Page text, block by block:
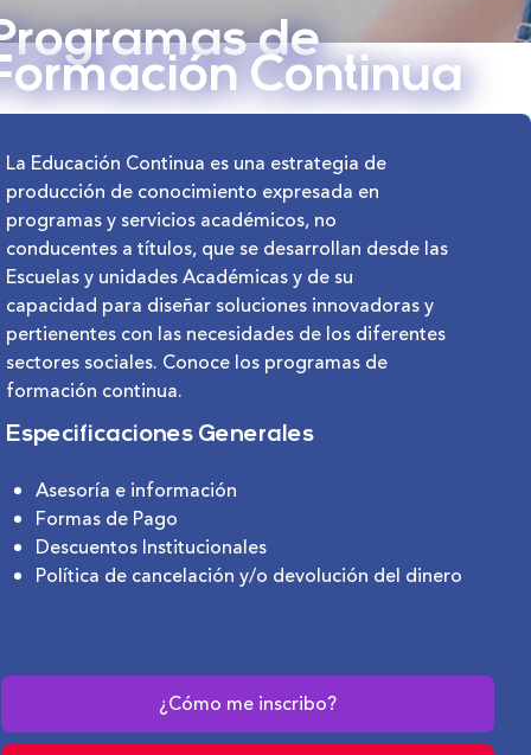
de
Continua
La Educación Continua es una estrategia de
producción de conocimiento expresada en
programas y servicios académicos, no
conducentes a títulos, que se desarrollan desde las
Escuelas y unidades Académicas y de su
capacidad para diseñar soluciones innovadoras y
pertienentes con las necesidades de los diferentes
sectores sociales. Conoce los programas de
formación continua.
Especificaciones Generales
Asesoría e información
Formas de Pago
Descuentos Institucionales
Política de cancelación y/o devolución del dinero
¿Cómo me inscribo?